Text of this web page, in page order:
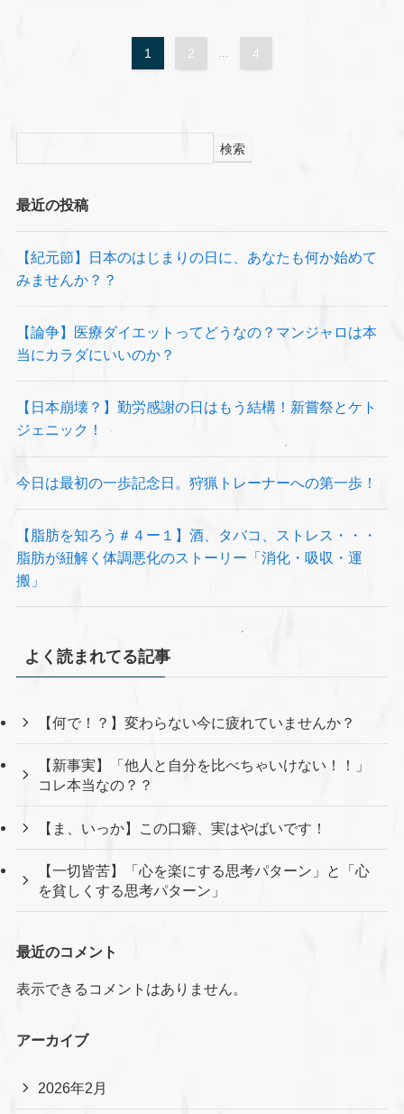
1 2 4
検索
最近の投稿
【紀元節】日本のはじまりの日に、あなたも何か始めて
みませんか？？
【論争】医療ダイエットってどうなの？マンジャロは本
当にカラダにいいのか？
【日本崩壊？】勤労感謝の日はもう結構！新嘗祭とケト
ジェニック！
今日は最初の一歩記念日。狩猟トレーナーへの第一歩！
【脂肪を知ろう＃４ー１】酒、タバコ、ストレス・・・
脂肪が紐解く体調悪化のストーリー「消化・吸収・運
搬」
よく読まれてる記事
【何で！？】変わらない今に疲れていませんか？
【新事実】「他人と自分を比べちゃいけない！！」
コレ本当なの？？
【ま、いっか】この口癖、実はやばいです！
【一切皆苦】「心を楽にする思考パターン」と「心
を貧しくする思考パターン」
最近のコメント
表示できるコメントはありません。
アーカイブ
2026年2月